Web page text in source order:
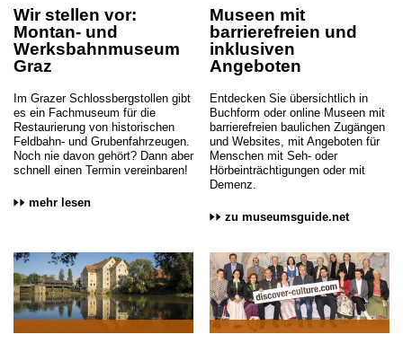
Wir stellen vor:
Montan- und
Werksbahnmuseum
Graz
Im Grazer Schlossbergstollen gibt
es ein Fachmuseum für die
Restaurierung von historischen
Feldbahn- und Grubenfahrzeugen.
Noch nie davon gehört? Dann aber
schnell einen Termin vereinbaren!
mehr lesen
Museen mit
barrierefreien und
inklusiven
Angeboten
Entdecken Sie übersichtlich in
Buchform oder online Museen mit
barrierefreien baulichen Zugängen
und Websites, mit Angeboten für
Menschen mit Seh- oder
Hörbeinträchtigungen oder mit
Demenz.
zu museumsguide.net